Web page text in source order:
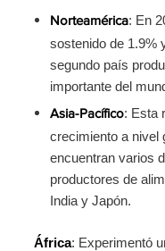
Norteamérica: En
sostenido de 1.9%
segundo país
importante del
Asia-Pacífico: Esta
crecimiento a nivel
encuentran varios
productores de
India y Japón.
África: Experimentó